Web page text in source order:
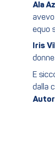
Ala
equo
Iris
E
dalla